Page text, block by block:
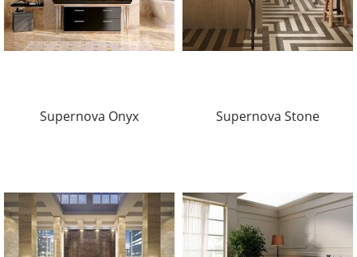
Supernova Onyx Supernova Stone